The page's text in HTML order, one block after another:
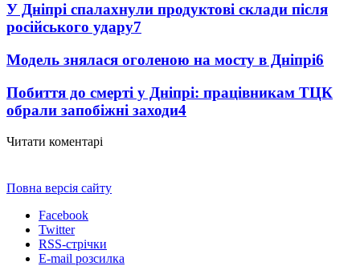
У Дніпрі спалахнули продуктові склади після
російського удару7
Модель знялася оголеною на мосту в Дніпрі6
Побиття до смерті у Дніпрі: працівникам ТЦК
обрали запобіжні заходи4
Читати коментарі
Повна версія сайту
Facebook
Twitter
RSS-стрічки
E-mail розсилка